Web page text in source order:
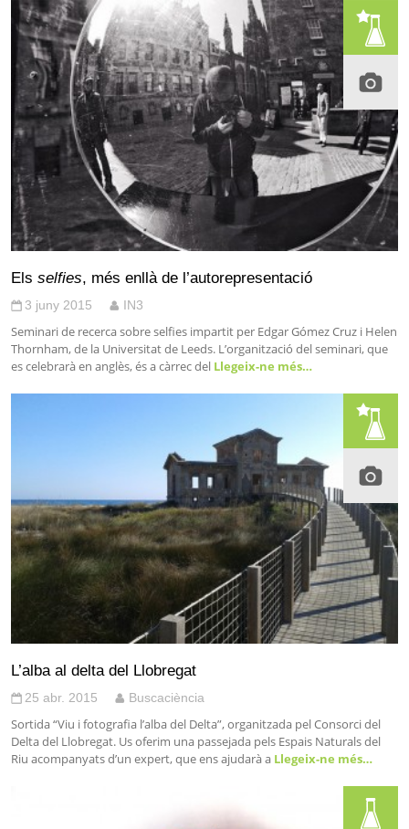
Els selfies, més enllà de l’autorepresentació
3 juny 2015 IN3
Seminari de recerca sobre selfies impartit per Edgar Gómez Cruz i Helen
Thornham, de la Universitat de Leeds. L’organització del seminari, que
es celebrarà en anglès, és a càrrec del Llegeix-ne més…
L’alba al delta del Llobregat
25 abr. 2015 Buscaciència
Sortida “Viu i fotografia l’alba del Delta”, organitzada pel Consorci del
Delta del Llobregat. Us oferim una passejada pels Espais Naturals del
Riu acompanyats d’un expert, que ens ajudarà a Llegeix-ne més…